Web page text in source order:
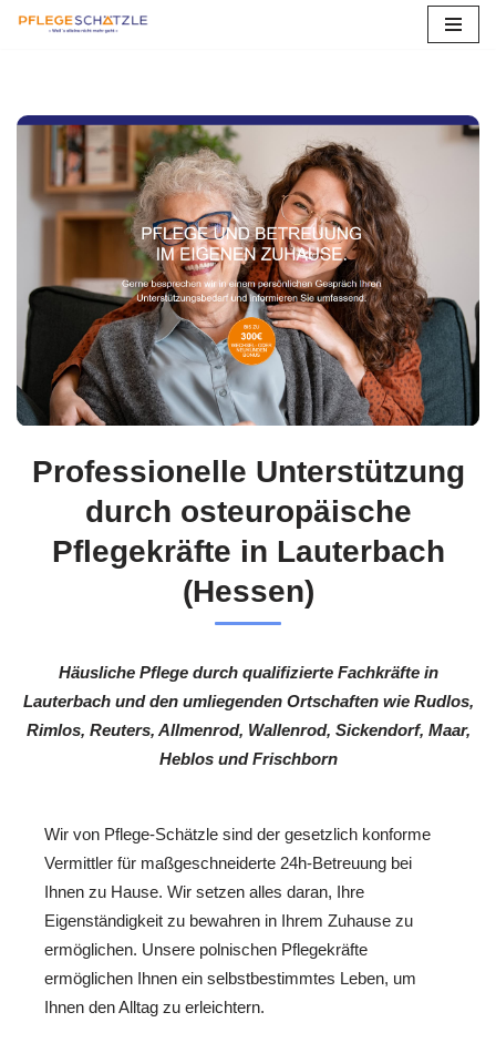
springen
Professionelle Unterstützung
durch osteuropäische
Pflegekräfte in Lauterbach
(Hessen)
Häusliche Pflege durch qualifizierte Fachkräfte in
Lauterbach und den umliegenden Ortschaften wie Rudlos,
Rimlos, Reuters, Allmenrod, Wallenrod, Sickendorf, Maar,
Heblos und Frischborn
Wir von Pflege-Schätzle sind der gesetzlich konforme
Vermittler für maßgeschneiderte 24h-Betreuung bei
Ihnen zu Hause. Wir setzen alles daran, Ihre
Eigenständigkeit zu bewahren in Ihrem Zuhause zu
ermöglichen. Unsere polnischen Pflegekräfte
ermöglichen Ihnen ein selbstbestimmtes Leben, um
Ihnen den Alltag zu erleichtern.